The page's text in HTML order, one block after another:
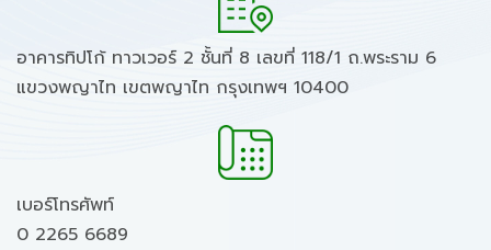
อาคารทิปโก้ ทาวเวอร์ 2 ชั้นที่ 8 เลขที่ 118/1 ถ.พระราม 6
แขวงพญาไท เขตพญาไท กรุงเทพฯ 10400
เบอร์โทรศัพท์
0 2265 6689